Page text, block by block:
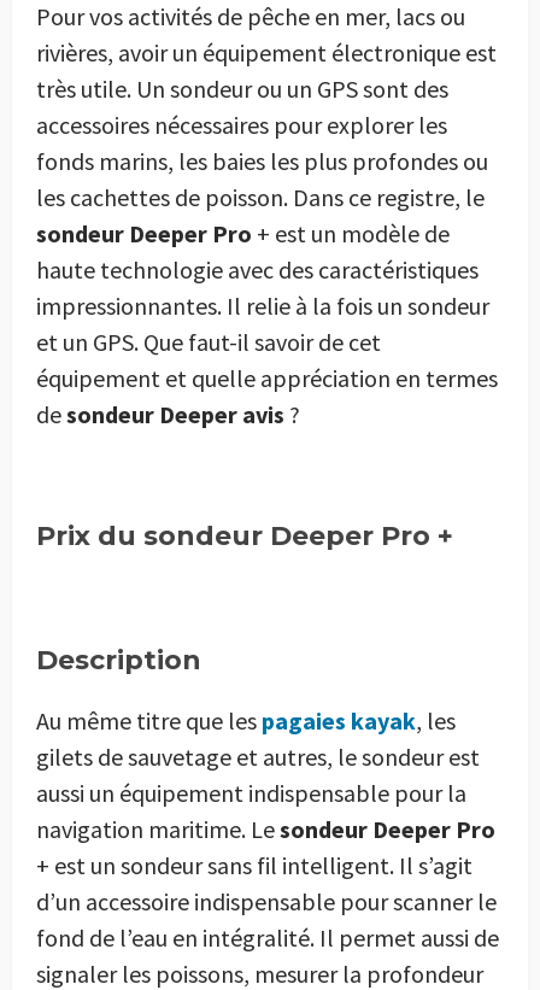
Pour vos activités de pêche en mer, lacs ou
rivières, avoir un équipement électronique est
très utile. Un sondeur ou un GPS sont des
accessoires nécessaires pour explorer les
fonds marins, les baies les plus profondes ou
les cachettes de poisson. Dans ce registre, le
sondeur Deeper Pro + est un modèle de
haute technologie avec des caractéristiques
impressionnantes. Il relie à la fois un sondeur
et un GPS. Que faut-il savoir de cet
équipement et quelle appréciation en termes
desondeur Deeper avis ?
Prix du sondeur Deeper Pro +
Description
Au même titre que les pagaies kayak, les
gilets de sauvetage et autres, le sondeur est
aussi un équipement indispensable pour la
navigation maritime. Lesondeur Deeper Pro
+ est un sondeur sans fil intelligent. Il s’agit
d’un accessoire indispensable pour scanner le
fond de l’eau en intégralité. Il permet aussi de
signaler les poissons, mesurer la profondeur